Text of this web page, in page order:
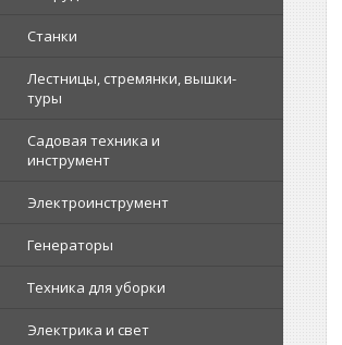
Станки
Лестницы, стремянки, вышки-
туры
Садовая техника и
инструмент
Электроинструмент
Генераторы
Техника для уборки
Электрика и свет